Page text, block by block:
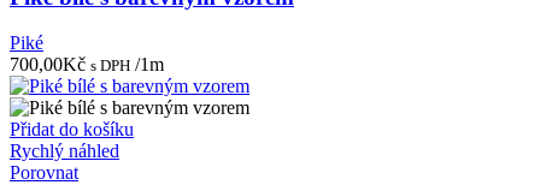
Piké
700,00Kč s DPH /1m
Přidat do košíku
Rychlý náhled
Porovnat